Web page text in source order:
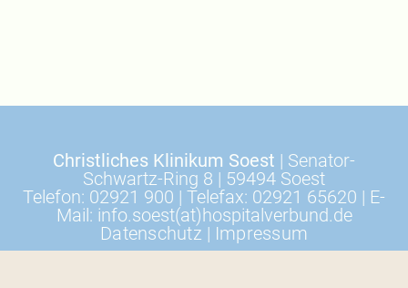
Christliches Klinikum Soest | Senator-
Schwartz-Ring 8 | 59494 Soest
Telefon: 02921 900 | Telefax: 02921 65620 | E-
Mail: info.soest(at)hospitalverbund.de
Datenschutz | Impressum